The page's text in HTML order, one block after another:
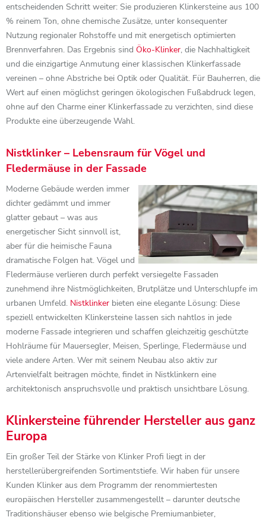
entscheidenden Schritt weiter: Sie produzieren Klinkersteine aus 100
% reinem Ton, ohne chemische Zusätze, unter konsequenter
Nutzung regionaler Rohstoffe und mit energetisch optimierten
Brennverfahren. Das Ergebnis sind Öko-Klinker, die Nachhaltigkeit
und die einzigartige Anmutung einer klassischen Klinkerfassade
vereinen – ohne Abstriche bei Optik oder Qualität. Für Bauherren, die
Wert auf einen möglichst geringen ökologischen Fußabdruck legen,
ohne auf den Charme einer Klinkerfassade zu verzichten, sind diese
Produkte eine überzeugende Wahl.
Nistklinker – Lebensraum für Vögel und
Fledermäuse in der Fassade
Moderne Gebäude werden immer
dichter gedämmt und immer
glatter gebaut – was aus
energetischer Sicht sinnvoll ist,
aber für die heimische Fauna
dramatische Folgen hat. Vögel und
Fledermäuse verlieren durch perfekt versiegelte Fassaden
zunehmend ihre Nistmöglichkeiten, Brutplätze und Unterschlupfe im
urbanen Umfeld. Nistklinker bieten eine elegante Lösung: Diese
speziell entwickelten Klinkersteine lassen sich nahtlos in jede
moderne Fassade integrieren und schaffen gleichzeitig geschützte
Hohlräume für Mauersegler, Meisen, Sperlinge, Fledermäuse und
viele andere Arten. Wer mit seinem Neubau also aktiv zur
Artenvielfalt beitragen möchte, findet in Nistklinkern eine
architektonisch anspruchsvolle und praktisch unsichtbare Lösung.
Klinkersteine führender Hersteller aus ganz
Europa
Ein großer Teil der Stärke von Klinker Profi liegt in der
herstellerübergreifenden Sortimentstiefe. Wir haben für unsere
Kunden Klinker aus dem Programm der renommiertesten
europäischen Hersteller zusammengestellt – darunter deutsche
Traditionshäuser ebenso wie belgische Premiumanbieter,